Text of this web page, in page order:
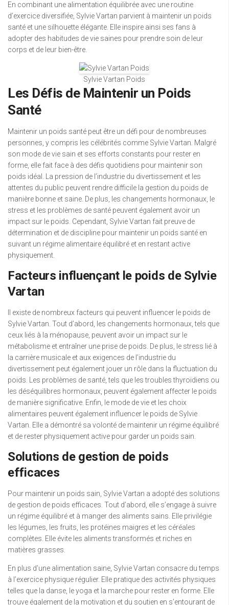
En combinant une alimentation équilibrée avec une routine
d’exercice diversifiée, Sylvie Vartan parvient à maintenir un poids
santé et une silhouette élégante. Elle inspire ainsi ses fans à
adopter des habitudes de vie saines pour prendre soin de leur
corps et de leur bien-être.
Sylvie Vartan Poids
Les Défis de Maintenir un Poids
Santé
Maintenir un poids santé peut être un défi pour de nombreuses
personnes, y compris les célébrités comme Sylvie Vartan. Malgré
son mode de vie sain et ses efforts constants pour rester en
forme, elle fait face à des défis quotidiens pour maintenir son
poids idéal. La pression de l’industrie du divertissement et les
attentes du public peuvent rendre difficile la gestion du poids de
manière bonne et saine. De plus, les changements hormonaux, le
stress et les problèmes de santé peuvent également avoir un
impact sur le poids. Cependant, Sylvie Vartan fait preuve de
détermination et de discipline pour maintenir un poids santé en
suivant un régime alimentaire équilibré et en restant active
physiquement.
Facteurs influençant le poids de Sylvie
Vartan
Il existe de nombreux facteurs qui peuvent influencer le poids de
Sylvie Vartan. Tout d’abord, les changements hormonaux, tels que
ceux liés à la ménopause, peuvent avoir un impact sur le
métabolisme et entraîner une prise de poids. De plus, le stress lié à
la carrière musicale et aux exigences de l’industrie du
divertissement peut également jouer un rôle dans la fluctuation du
poids. Les problèmes de santé, tels que les troubles thyroïdiens ou
les déséquilibres hormonaux, peuvent également affecter le poids
de manière significative. Enfin, le mode de vie et les choix
alimentaires peuvent également influencer le poids de Sylvie
Vartan. Elle a démontré sa volonté de maintenir un régime équilibré
et de rester physiquement active pour garder un poids sain.
Solutions de gestion de poids
efficaces
Pour maintenir un poids sain, Sylvie Vartan a adopté des solutions
de gestion de poids efficaces. Tout d’abord, elle s’engage à suivre
un régime équilibré et à manger des aliments sains. Elle privilégie
les légumes, les fruits, les protéines maigres et les céréales
complètes. Elle évite les aliments transformés et riches en
matières grasses.
En plus d’une alimentation saine, Sylvie Vartan consacre du temps
à l’exercice physique régulier. Elle pratique des activités physiques
telles que la danse, le yoga et la marche pour rester en forme. Elle
trouve également de la motivation et du soutien en s’entourant de